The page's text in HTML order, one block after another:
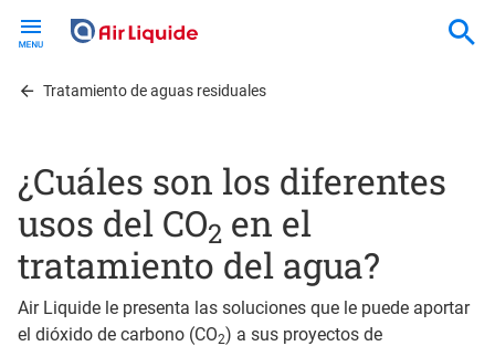
contentTratamiento de aguas residuales
¿Cuáles son los diferentes
usos del CO2 en el
tratamiento del agua?
Air Liquide le presenta las soluciones que le puede aportar
el dióxido de carbono (CO2) a sus proyectos de